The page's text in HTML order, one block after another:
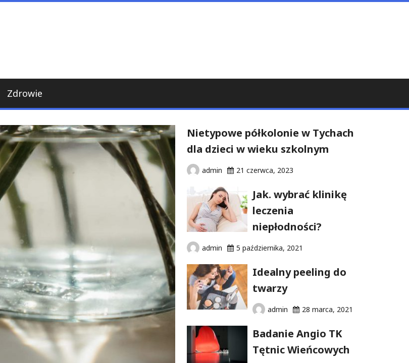
Zdrowie
Nietypowe półkolonie w Tychach
dla dzieci w wieku szkolnym
admin 21 czerwca, 2023
Jak. wybrać klinikę
leczenia
niepłodności?
admin 5 października, 2021
Idealny peeling do
twarzy
admin 28 marca, 2021
Badanie Angio TK
Tętnic Wieńcowych